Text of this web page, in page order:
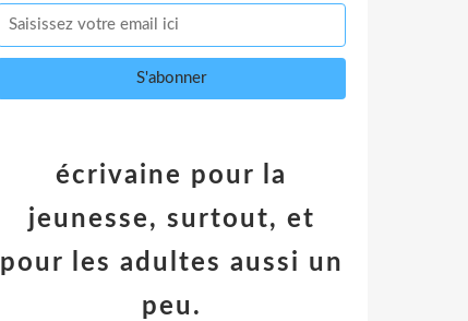
écrivaine pour la
jeunesse, surtout, et
pour les adultes aussi un
peu.